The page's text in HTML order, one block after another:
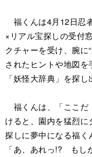
福くんは4月12日忍
×リアル宝探しの受付
クチャーを受け、腕に
されたヒントや地図
「妖怪大辞典」を探し
福くんは、「ここだ
けると、園内を猛烈
探しに夢中になる福く
「あ、あれっ!? もし